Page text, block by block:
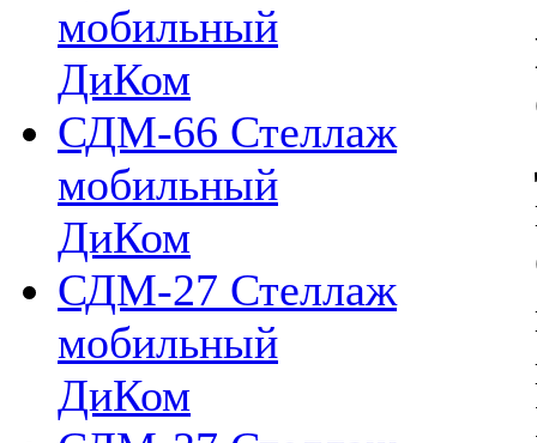
мобильный
ДиКом
СДМ-66 Стеллаж
мобильный
ДиКом
СДМ-27 Стеллаж
мобильный
ДиКом